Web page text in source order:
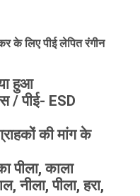
के लिए पीई लेपित रंगीन
हुआ
/ पीई- ESD
की मांग के
पीला, काला
नीला, पीला, हरा,